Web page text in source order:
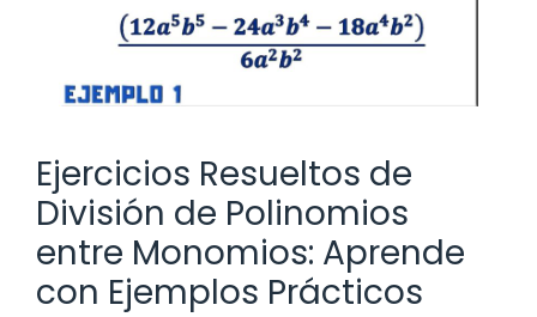
Ejercicios Resueltos de
División de Polinomios
entre Monomios: Aprende
con Ejemplos Prácticos